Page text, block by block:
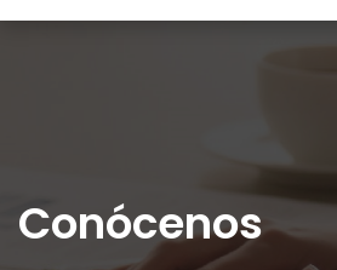
Conócenos